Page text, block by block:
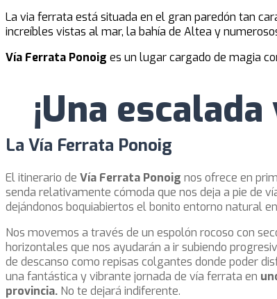
La via ferrata está situada en el gran paredón tan
increíbles vistas al mar, la bahía de Altea y
Vía Ferrata Ponoig es un lugar cargado de magia
¡Una
La Vía Ferrata Ponoig
El itinerario de Vía Ferrata Ponoig nos ofrece en
senda relativamente cómoda que nos deja a pie de
dejándonos boquiabiertos el bonito entorno natural
Nos movemos a través de un espolón rocoso con
horizontales que nos ayudarán a ir subiendo
de descanso como repisas colgantes donde poder
una fantástica y vibrante jornada de vía ferrata en
provincia. No te dejará indiferente.